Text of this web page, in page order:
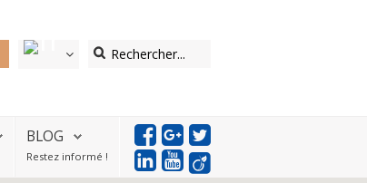
BLOG
Restez informé !